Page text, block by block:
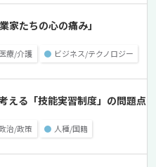
家たちの心の痛み」
医療/介護 ● ビジネス/テクノロジー
える「技能実習制度」の問題点
治/政策 ● 人種/国籍